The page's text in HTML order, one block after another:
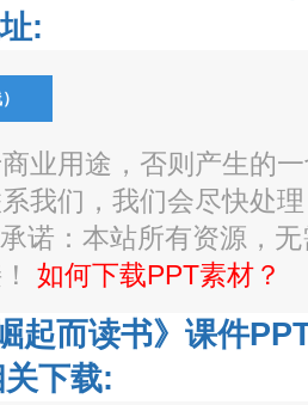
:
业用途，否则产生的
我们，我们会尽快处
诺：本站所有资源，
如何下载PPT素材？
起而读书》课件
下载: